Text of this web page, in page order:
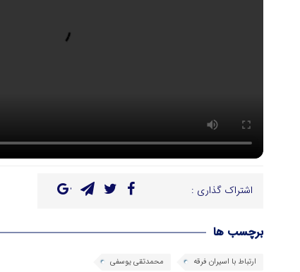
اشتراک گذاری :
برچسب ها
ارتباط با اسیران فرقه محمدتقی یوسفی